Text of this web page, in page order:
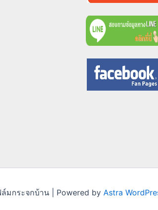
มกระจกบ้าน | Powered by Astra